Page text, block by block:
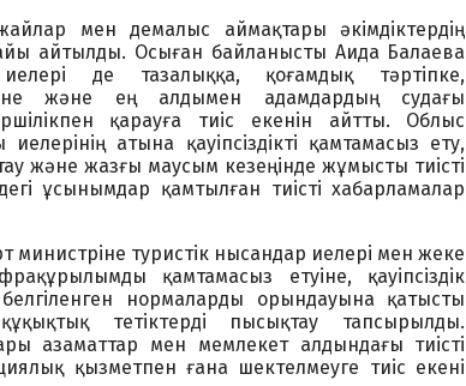
мен демалыс аймақтары әкімдіктердің
айтылды. Осыған байланысты Аида Балаева
де тазалыққа, қоғамдық тәртіпке,
және ең алдымен адамдардың судағы
қарауға тиіс екенін айтты. Облыс
атына қауіпсіздікті қамтамасыз ету,
және жазғы маусым кезеңінде жұмысты тиісті
ұсынымдар қамтылған тиісті хабарламалар
министріне туристік нысандар иелері мен жеке
қамтамасыз етуіне, қауіпсіздік
нормаларды орындауына қатысты
тетіктерді пысықтау тапсырылды.
азаматтар мен мемлекет алдындағы тиісті
қызметпен ғана шектелмеуге тиіс екені